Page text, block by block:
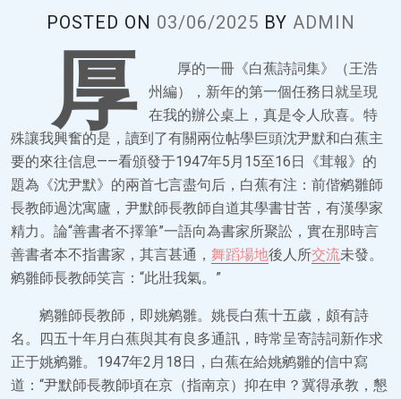
POSTED ON 03/06/2025 BY ADMIN
厚
厚的一冊《白蕉詩詞集》（王浩
州編），新年的第一個任務日就呈現
在我的辦公桌上，真是令人欣喜。特
殊讓我興奮的是，讀到了有關兩位帖學巨頭沈尹默和白蕉主
要的來往信息——看頒發于1947年5月15至16日《茸報》的
題為《沈尹默》的兩首七言盡句后，白蕉有注：前偕鹓雛師
長教師過沈寓廬，尹默師長教師自道其學書甘苦，有漢學家
精力。論“善書者不擇筆”一語向為書家所聚訟，實在那時言
善書者本不指書家，其言甚通， 舞蹈場地後人所交流未發。
鹓雛師長教師笑言：“此壯我氣。”
鹓雛師長教師，即姚鹓雛。姚長白蕉十五歲，頗有詩
名。四五十年月白蕉與其有良多通訊，時常呈寄詩詞新作求
正于姚鹓雛。1947年2月18日，白蕉在給姚鹓雛的信中寫
道：“尹默師長教師頃在京（指南京）抑在申？冀得承教，懇